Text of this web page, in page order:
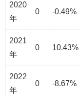
2020
年
0 -0.49%
2021
年
0 10.43%
2022
年
0 -8.67%